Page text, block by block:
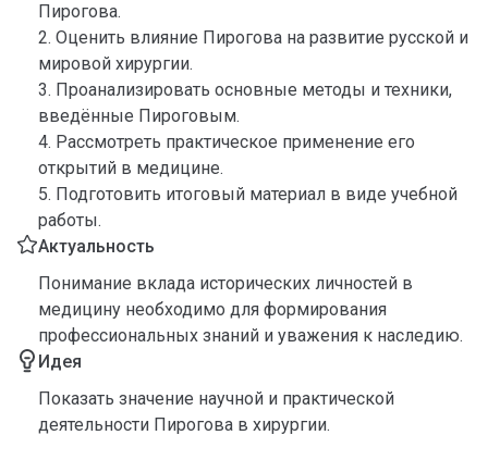
Пирогова.
2. Оценить влияние Пирогова на развитие русской и
мировой хирургии.
3. Проанализировать основные методы и техники,
введённые Пироговым.
4. Рассмотреть практическое применение его
открытий в медицине.
5. Подготовить итоговый материал в виде учебной
работы.
Актуальность
Понимание вклада исторических личностей в
медицину необходимо для формирования
профессиональных знаний и уважения к наследию.
Идея
Показать значение научной и практической
деятельности Пирогова в хирургии.